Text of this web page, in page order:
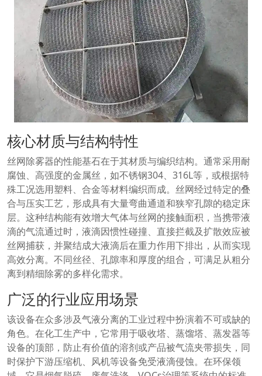
核心材质与结构特性
丝网除雾器的性能基石在于其材质与编织结构。通常采用耐
腐蚀、高强度的金属丝，如不锈钢304、316L等，或根据特
殊工况选用塑料、合金等材料编织而成。丝网经过特定的叠
合与压实工艺，形成具有大量弯曲通道和狭窄孔隙的稳定床
层。这种结构能有效增大气体与丝网的接触面积，当携带液
滴的气流通过时，液滴因惯性碰撞、直接拦截及扩散效应被
丝网捕获，并聚结成大液滴后在重力作用下排出，从而实现
高效分离。不同丝径、孔隙率和厚度的组合，可满足从粗分
离到精细除雾的多样化需求。
广泛的行业应用场景
该设备在众多涉及气液分离的工业过程中扮演着不可或缺的
角色。在化工生产中，它常用于吸收塔、蒸馏塔、蒸发器等
设备的顶部，防止有价值的溶剂或产品被气流夹带损失，同
时保护下游压缩机、风机等设备免受液滴侵蚀。在环保领